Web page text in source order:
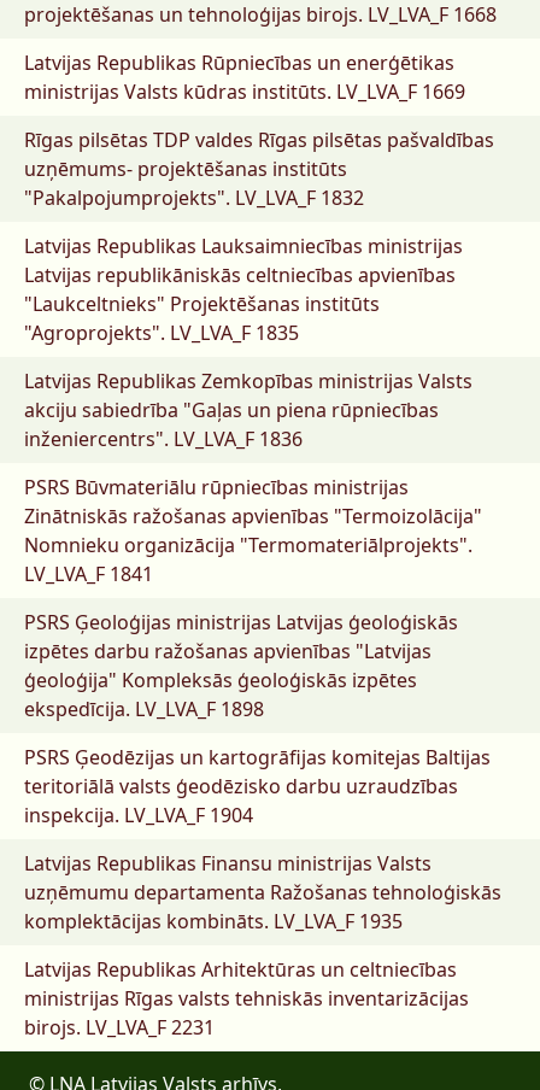
projektēšanas un tehnoloģijas birojs. LV_LVA_F 1668
Latvijas Republikas Rūpniecības un enerģētikas
ministrijas Valsts kūdras institūts. LV_LVA_F 1669
Rīgas pilsētas TDP valdes Rīgas pilsētas pašvaldības
uzņēmums- projektēšanas institūts
"Pakalpojumprojekts". LV_LVA_F 1832
Latvijas Republikas Lauksaimniecības ministrijas
Latvijas republikāniskās celtniecības apvienības
"Laukceltnieks" Projektēšanas institūts
"Agroprojekts". LV_LVA_F 1835
Latvijas Republikas Zemkopības ministrijas Valsts
akciju sabiedrība "Gaļas un piena rūpniecības
inženiercentrs". LV_LVA_F 1836
PSRS Būvmateriālu rūpniecības ministrijas
Zinātniskās ražošanas apvienības "Termoizolācija"
Nomnieku organizācija "Termomateriālprojekts".
LV_LVA_F 1841
PSRS Ģeoloģijas ministrijas Latvijas ģeoloģiskās
izpētes darbu ražošanas apvienības "Latvijas
ģeoloģija" Kompleksās ģeoloģiskās izpētes
ekspedīcija. LV_LVA_F 1898
PSRS Ģeodēzijas un kartogrāfijas komitejas Baltijas
teritoriālā valsts ģeodēzisko darbu uzraudzības
inspekcija. LV_LVA_F 1904
Latvijas Republikas Finansu ministrijas Valsts
uzņēmumu departamenta Ražošanas tehnoloģiskās
komplektācijas kombināts. LV_LVA_F 1935
Latvijas Republikas Arhitektūras un celtniecības
ministrijas Rīgas valsts tehniskās inventarizācijas
birojs. LV_LVA_F 2231
© LNA Latvijas Valsts arhīvs,